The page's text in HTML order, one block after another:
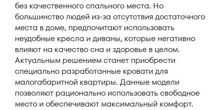
без качественного спального места. Но
большинство людей из-за отсутствия достаточного
места в доме, предпочитают использовать
неудобные кресла и диваны, которые негативно
влияют на качество сна и здоровье в целом.
Актуальным решением станет приобрести
специально разработанные кровати для
малогабаритной квартиры. Данные модели
позволяют рационально использовать свободное
место и обеспечивают максимальный комфорт.